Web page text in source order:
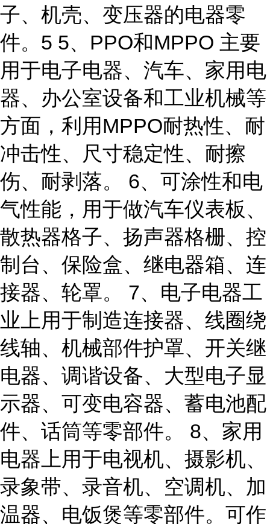
子、机壳、变压器的电器零
件。5 5、PPO和MPPO 主要
用于电子电器、汽车、家用电
器、办公室设备和工业机械等
方面，利用MPPO耐热性、耐
冲击性、尺寸稳定性、耐擦
伤、耐剥落。 6、可涂性和电
气性能，用于做汽车仪表板、
散热器格子、扬声器格栅、控
制台、保险盒、继电器箱、连
接器、轮罩。 7、电子电器工
业上用于制造连接器、线圈绕
线轴、机械部件护罩、开关继
电器、调谐设备、大型电子显
示器、可变电容器、蓄电池配
件、话筒等零部件。 8、家用
电器上用于电视机、摄影机、
录象带、录音机、空调机、加
温器、电饭煲等零部件。可作